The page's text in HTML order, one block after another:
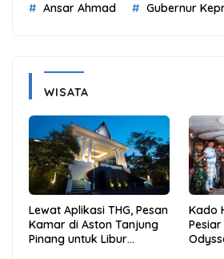
Ansar Ahmad Gubernur
WISATA
Lewat Aplikasi THG, Pesan
Kamar di Aston Tanjung
Pinang untuk Libur
Kado
Pesiar